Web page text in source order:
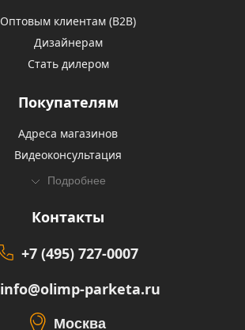
Оптовым клиентам (В2В)
Дизайнерам
Стать дилером
Покупателям
Адреса магазинов
Видеоконсультация
Подробнее
Контакты
+7 (495) 727-0007
info@olimp-parketa.ru
Москва